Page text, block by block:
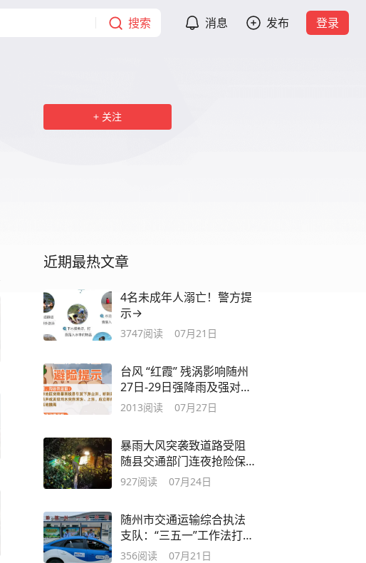
搜索 消息 发布 登录
关注
近期最热文章
4名未成年人溺亡！警方提
示→
3747阅读 07月21日
台风 “红霞” 残涡影响随州
27日-29日强降雨及强对流
将至！
2013阅读 07月27日
暴雨大风突袭致道路受阻
随县交通部门连夜抢险保
畅通
927阅读 07月24日
随州市交通运输综合执法
支队：“三五一”工作法打造
高铁南站客运秩序示范点
356阅读 07月21日